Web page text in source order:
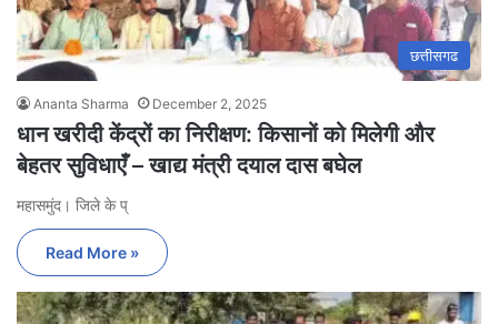
छत्तीसगढ
Ananta Sharma December 2, 2025
धान खरीदी केंद्रों का निरीक्षण: किसानों को मिलेगी और
बेहतर सुविधाएँ – खाद्य मंत्री दयाल दास बघेल
महासमुंद। जिले के प्
Read More »